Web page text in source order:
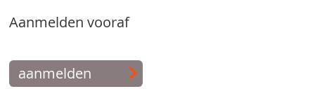
Aanmelden vooraf
aanmelden